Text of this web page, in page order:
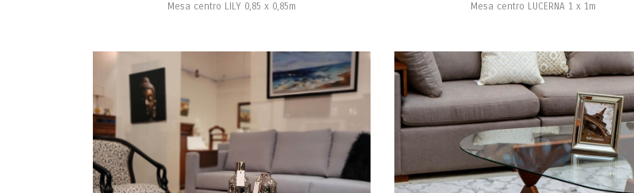
Mesa centro LILY 0,85 x 0,85m Mesa centro LUCERNA 1 x 1m